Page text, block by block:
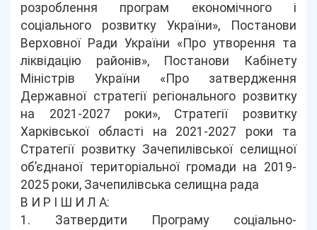
розроблення програм економічного і
соціального розвитку України», Постанови
Верховної Ради України «Про утворення та
ліквідацію районів», Постанови Кабінету
Міністрів України «Про затвердження
Державної стратегії регіонального розвитку
на 2021-2027 роки», Стратегії розвитку
Харківської області на 2021-2027 роки та
Стратегії розвитку Зачепилівської селищної
об’єднаної територіальної громади на 2019-
2025 роки, Зачепилівська селищна рада
В И Р І Ш И Л А:
1. Затвердити Програму соціально-